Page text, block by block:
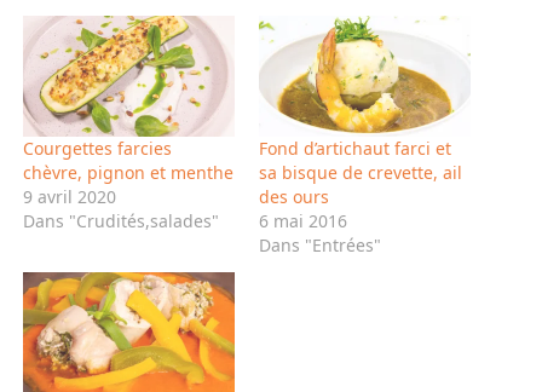
Courgettes farcies
chèvre, pignon et menthe
9 avril 2020
Dans "Crudités,salades"
Fond d’artichaut farci et
sa bisque de crevette, ail
des ours
6 mai 2016
Dans "Entrées"